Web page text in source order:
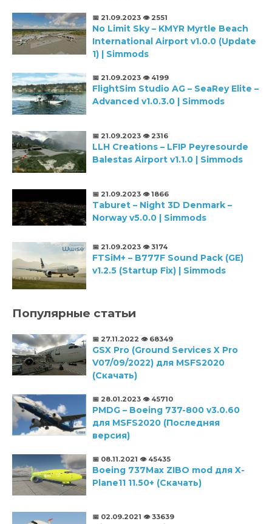
📅 21.09.2023 👁️ 2551
No Limit Sky – KMYR Myrtle Beach
International Airport v1.0.0 (Update
1) | Simmods
📅 21.09.2023 👁️ 4199
FlightSim Studio AG – SeaRey Elite –
Advanced v1.0.3.0 | Simmods
📅 21.09.2023 👁️ 2316
LLH Creations – LFIP Peyresourde
Balestas Airport v1.1.0 | Simmods
📅 21.09.2023 👁️ 1866
Taburet – Night 3D Denmark –
Norway v5.0.0 | Simmods
📅 21.09.2023 👁️ 3174
FTSiM+ – B777F Sound Pack (GE)
v1.2.5 (Startup Fix) | Simmods
Популярные статьи
📅 27.11.2022 👁️ 68349
GSX Pro (Ground Services X Pro
V07/09/2022) для MSFS2020
(Скачать)
📅 28.01.2023 👁️ 45710
PMDG – Boeing 737-800 v3.0.60
для MSFS2020 (Последняя
версия)
📅 08.11.2021 👁️ 45435
Boeing 737Max ZIBO mod для X-
Plane11 11.50+ (Скачать)
📅 02.09.2021 👁️ 33639